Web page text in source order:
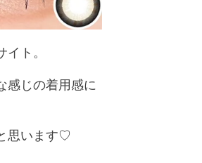
ト。
感じの着用感に
思います♡